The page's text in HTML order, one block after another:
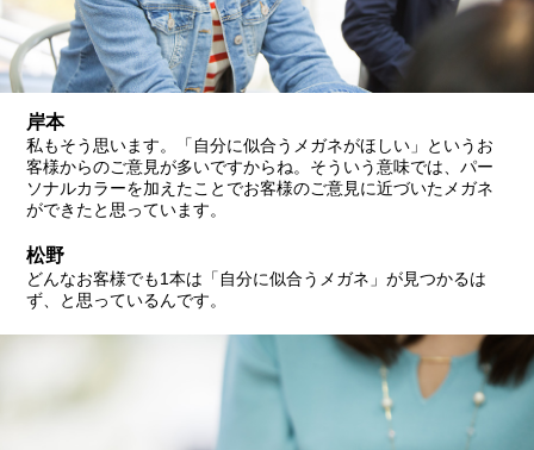
岸本
私もそう思います。「自分に似合うメガネがほしい」というお
客様からのご意見が多いですからね。そういう意味では、パー
ソナルカラーを加えたことでお客様のご意見に近づいたメガネ
ができたと思っています。
松野
どんなお客様でも1本は「自分に似合うメガネ」が見つかるは
ず、と思っているんです。